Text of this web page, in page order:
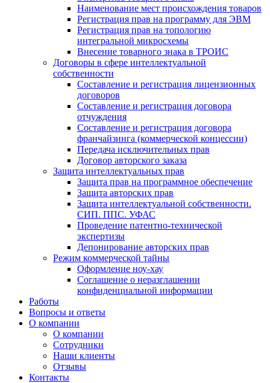
Наименование мест происхождения товаров
Регистрация прав на программу для ЭВМ
Регистрация прав на топологию
интегральной микросхемы
Внесение товарного знака в ТРОИС
Договоры в сфере интеллектуальной
собственности
Составление и регистрация лицензионных
договоров
Составление и регистрация договора
отчуждения
Составление и регистрация договора
франчайзинга (коммерческой концессии)
Передача исключительных прав
Договор авторского заказа
Защита интеллектуальных прав
Защита прав на программное обеспечение
Защита авторских прав
Защита интеллектуальной собственности.
СИП. ППС. УФАС
Проведение патентно-технической
экспертизы
Депонирование авторских прав
Режим коммерческой тайны
Оформление ноу-хау
Соглашение о неразглашении
конфиденциальной информации
Работы
Вопросы и ответы
О компании
О компании
Сотрудники
Наши клиенты
Отзывы
Контакты